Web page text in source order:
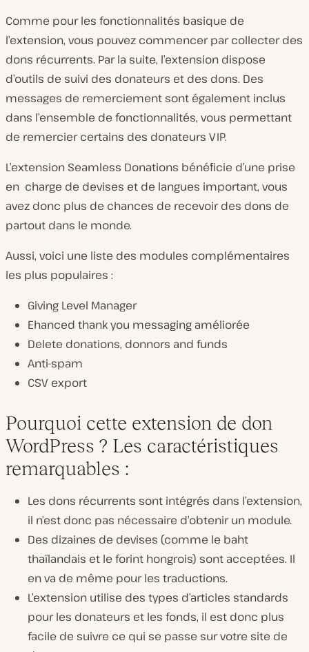
Comme pour les fonctionnalités basique de
l’extension, vous pouvez commencer par collecter des
dons récurrents. Par la suite, l’extension dispose
d’outils de suivi des donateurs et des dons. Des
messages de remerciement sont également inclus
dans l’ensemble de fonctionnalités, vous permettant
de remercier certains des donateurs VIP.
L’extension Seamless Donations bénéficie d’une prise
en charge de devises et de langues important, vous
avez donc plus de chances de recevoir des dons de
partout dans le monde.
Aussi, voici une liste des modules complémentaires
les plus populaires :
Giving Level Manager
Ehanced thank you messaging améliorée
Delete donations, donnors and funds
Anti-spam
CSV export
Pourquoi cette extension de don
WordPress ? Les caractéristiques
remarquables :
Les dons récurrents sont intégrés dans l’extension,
il n’est donc pas nécessaire d’obtenir un module.
Des dizaines de devises (comme le baht
thaïlandais et le forint hongrois) sont acceptées. Il
en va de même pour les traductions.
L’extension utilise des types d’articles standards
pour les donateurs et les fonds, il est donc plus
facile de suivre ce qui se passe sur votre site de